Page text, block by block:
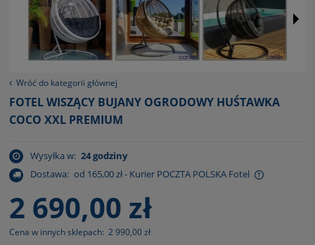
Wróć do kategorii głównej
FOTEL WISZĄCY BUJANY OGRODOWY HUŚTAWKA
COCO XXL PREMIUM
Wysyłka w: 24 godziny
Dostawa: od 165,00 zł- Kurier POCZTA POLSKA Fotel
2 690,00 zł
Cena w innych sklepach: 2 990,00 zł